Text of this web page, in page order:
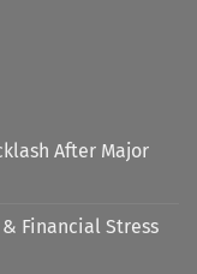
After Major
Financial Stress